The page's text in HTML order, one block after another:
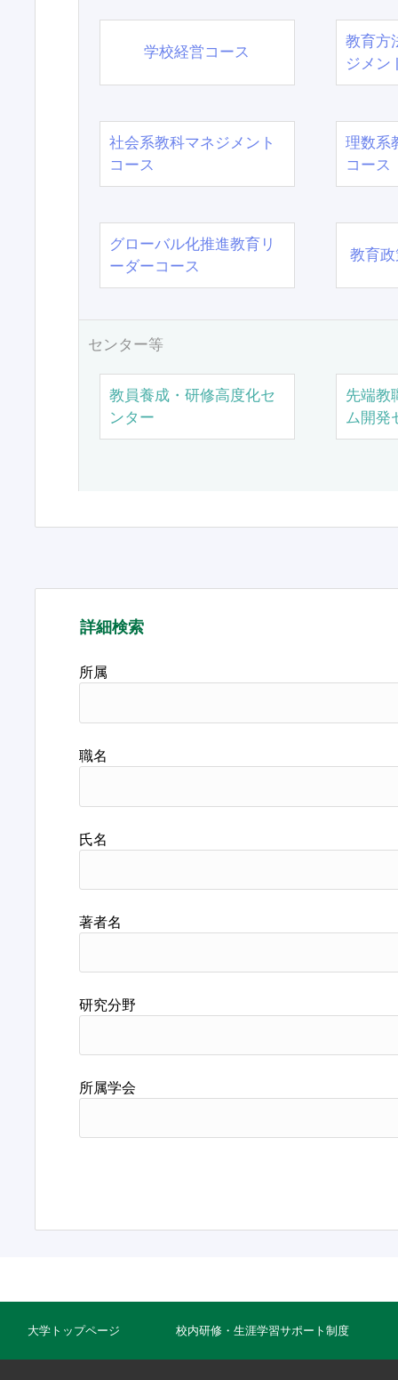
学校経営コース
教育方
ジメン
社会系教科マネジメント
コース
理数系
コース
グローバル化推進教育リ
ーダーコース
教育
センター等
教員養成・研修高度化セ
ンター
先端教
ム開発
詳細検索
所属
職名
氏名
著者名
研究分野
所属学会
大学トップページ 校内研修・生涯学習サポート制度